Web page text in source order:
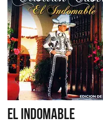
EL INDOMABLE